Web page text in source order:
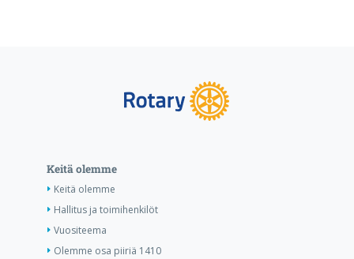
Keitä olemme
Keitä olemme
Hallitus ja toimihenkilöt
Vuositeema
Olemme osa piiriä 1410